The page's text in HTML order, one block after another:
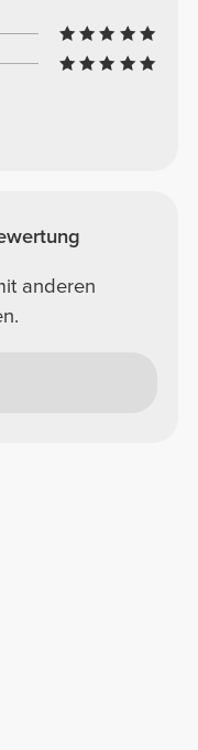
anderen